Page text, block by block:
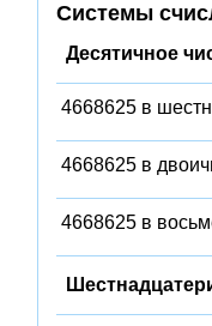
Системы
Десятичное
4668625 в
4668625 в
4668625 в